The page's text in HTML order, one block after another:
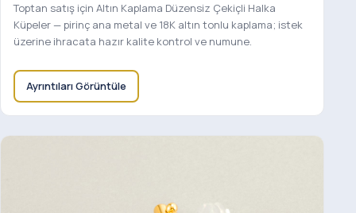
Toptan satış için Altın Kaplama Düzensiz Çekiçli Halka
Küpeler — pirinç ana metal ve 18K altın tonlu kaplama; istek
üzerine ihracata hazır kalite kontrol ve numune.
Ayrıntıları Görüntüle